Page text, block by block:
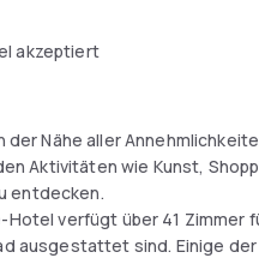
akzeptiert
der Nähe aller
Aktivitäten wie Kunst,
entdecken.
verfügt über 41 Zimmer
ausgestattet sind. Einige